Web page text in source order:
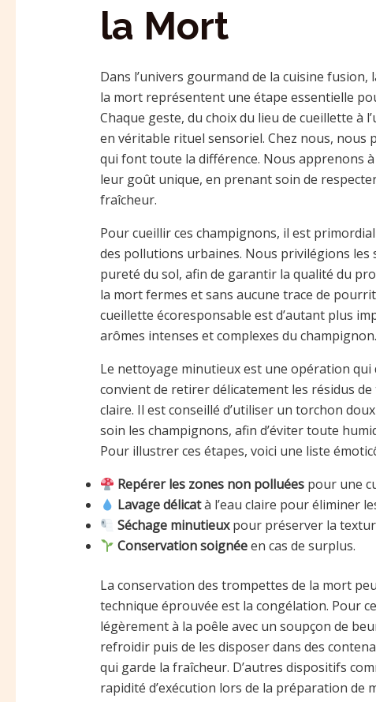
la Mort
Dans l’univers gourmand de la cuisine
la mort représentent une étape essentielle
Chaque geste, du choix du lieu de cueillette à
en véritable rituel sensoriel. Chez nous,
qui font toute la différence. Nous apprenons
leur goût unique, en prenant soin de
fraîcheur.
Pour cueillir ces champignons, il est
des pollutions urbaines. Nous privilégions
pureté du sol, afin de garantir la qualité du
la mort fermes et sans aucune trace de
cueillette écoresponsable est d’autant plus
arômes intenses et complexes du champignon.
Le nettoyage minutieux est une opération
convient de retirer délicatement les résidus de
claire. Il est conseillé d’utiliser un torchon
soin les champignons, afin d’éviter toute
Pour illustrer ces étapes, voici une liste
Repérer les zones non polluéespour une
Lavage délicatà l’eau claire pour éliminer
Séchage minutieuxpour préserver la
Conservation soignéeen cas de surplus.
La conservation des trompettes de la mort
technique éprouvée est la congélation. Pour
légèrement à la poêle avec un soupçon de
refroidir puis de les disposer dans des
qui garde la fraîcheur. D’autres dispositifs
rapidité d’exécution lors de la préparation de